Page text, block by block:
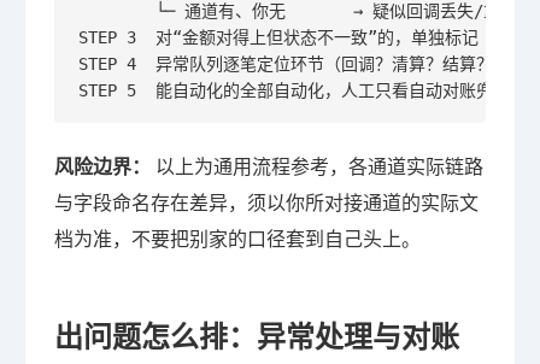
└─ 通道有、你无       → 疑似回调丢失/重复，
STEP 3  对“金额对得上但状态不一致”的，单独标记 → 多
STEP 4  异常队列逐笔定位环节（回调？清算？结算？），
STEP 5  能自动化的全部自动化，人工只看自动对账兜不住
风险边界：
以上为通用流程参考，各通道实际链路
与字段命名存在差异，须以你所对接通道的实际文
档为准，不要把别家的口径套到自己头上。
出问题怎么排：异常处理与对账